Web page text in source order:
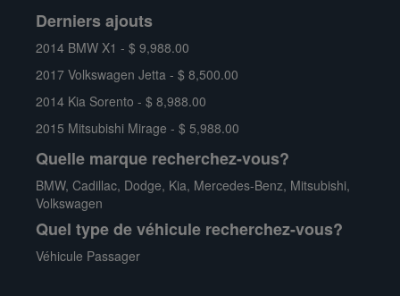
Derniers ajouts
2014 BMW X1 - $ 9,988.00
2017 Volkswagen Jetta - $ 8,500.00
2014 Kia Sorento - $ 8,988.00
2015 Mitsubishi Mirage - $ 5,988.00
Quelle marque recherchez-vous?
BMW, Cadillac, Dodge, Kia, Mercedes-Benz, Mitsubishi,
Volkswagen
Quel type de véhicule recherchez-vous?
Véhicule Passager